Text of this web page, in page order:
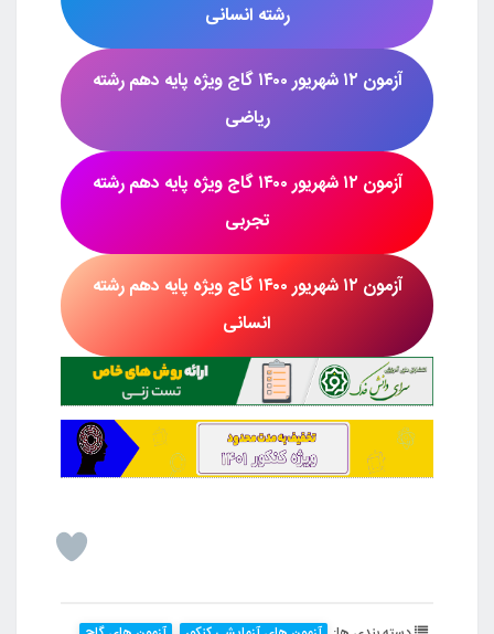
رشته انسانی
آزمون ۱۲ شهریور ۱۴۰۰ گاج
ویژه پایه دهم رشته
ریاضی
آزمون ۱۲ شهریور ۱۴۰۰ گاج
ویژه پایه دهم رشته
تجربی
آزمون ۱۲ شهریور ۱۴۰۰ گاج
ویژه پایه دهم رشته
انسانی